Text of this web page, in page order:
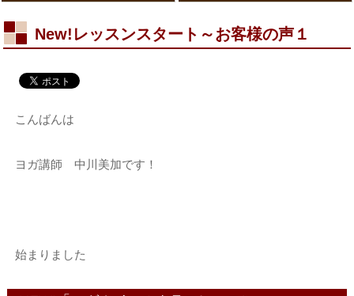
New!レッスンスタート～お客様の声１
こんばんは
ヨガ講師 中川美加です！
始まりました